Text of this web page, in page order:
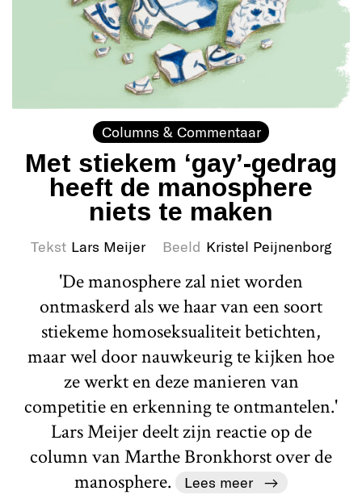
Columns & Commentaar
Met stiekem ‘gay’-gedrag
heeft de manosphere
niets te maken
Tekst Lars Meijer Beeld Kristel Peijnenborg
'De manosphere zal niet worden
ontmaskerd als we haar van een soort
stiekeme homoseksualiteit betichten,
maar wel door nauwkeurig te kijken hoe
ze werkt en deze manieren van
competitie en erkenning te ontmantelen.'
Lars Meijer deelt zijn reactie op de
column van Marthe Bronkhorst over de
manosphere.
Lees meer